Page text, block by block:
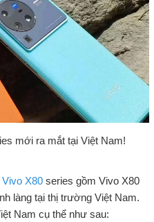
mới ra mắt tại Việt Nam!
Vivo X80series gồm Vivo X80
làng tại thị trường Việt Nam.
Nam cụ thể như sau: